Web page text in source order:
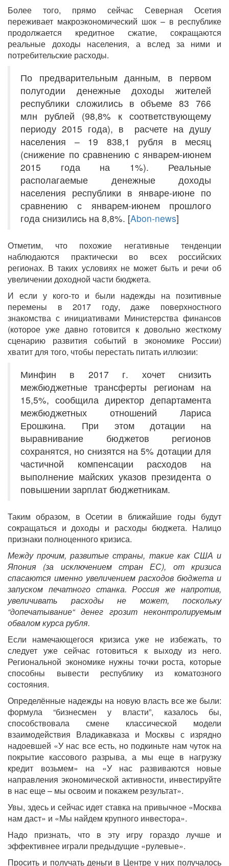
Более того, прямо сейчас Северная Осетия
переживает макроэкономический шок – в республике
продолжается кредитное сжатие, сокращаются
реальные доходы населения, а вслед за ними и
потребительские расходы.
По предварительным данным, в первом
полугодии денежные доходы жителей
республики сложились в объеме 83 766
млн рублей (98,8% к соответствующему
периоду 2015 года), в расчете на душу
населения – 19 838,1 рубля в месяц
(снижение по сравнению с январем-июнем
2015 года на 1%). Реальные
располагаемые денежные доходы
населения республики в январе-июне по
сравнению с январем-июнем прошлого
года снизились на 8,8%. [Abon-news]
Отметим, что похожие негативные тенденции
наблюдаются практически во всех российских
регионах. В таких условиях не может быть и речи об
увеличении доходной части бюджета.
И если у кого-то и были надежды на позитивные
перемены в 2017 году, даже поверхностного
знакомства с инициативами Министерства финансов
(которое уже давно готовится к довольно жесткому
сценарию развития событий в экономике России)
хватит для того, чтобы перестать питать иллюзии:
Минфин в 2017 г. хочет снизить
межбюджетные трансферты регионам на
15,5%, сообщила директор департамента
межбюджетных отношений Лариса
Ерошкина. При этом дотации на
выравнивание бюджетов регионов
сохранятся, но снизятся на 5% дотации для
частичной компенсации расходов на
выполнение майских указов президента о
повышении зарплат бюджетникам.
Таким образом, в Осетии в ближайшие годы будут
сокращаться и доходы и расходы бюджета. Налицо
признаки полноценного кризиса.
Между прочим, развитые страны, такие как США и
Япония (за исключением стран ЕС), от кризиса
спасаются именно увеличением расходов бюджета и
запуском печатного станка. Россия же напротив,
увеличивать расходы не может, поскольку
“допечатывание“ денег грозит неконтролируемым
обвалом курса рубля.
Если намечающегося кризиса уже не избежать, то
следует уже сейчас готовиться к выходу из него.
Региональной экономике нужны точки роста, которые
способны вывести республику из коматозного
состояния.
Определённые надежды на новую власть все же были:
формула “бизнесмен у власти”, казалось бы,
способствовала смене классической модели
взаимодействия Владикавказа и Москвы с изрядно
надоевшей «У нас все есть, но подкиньте нам чуток на
покрытие кассового разрыва, а мы еще в нагрузку
кредит возьмем» на «У нас развиваются новые
направления экономической активности, инвестируйте
в нас еще – мы освоим и покажем результат».
Увы, здесь и сейчас идет ставка на привычное «Москва
нам даст» и «Мы найдем крупного инвестора».
Надо признать, что в эту игру гораздо лучше и
эффективнее играли предыдущие «рулевые».
Просить и получать деньги в Центре у них получалось